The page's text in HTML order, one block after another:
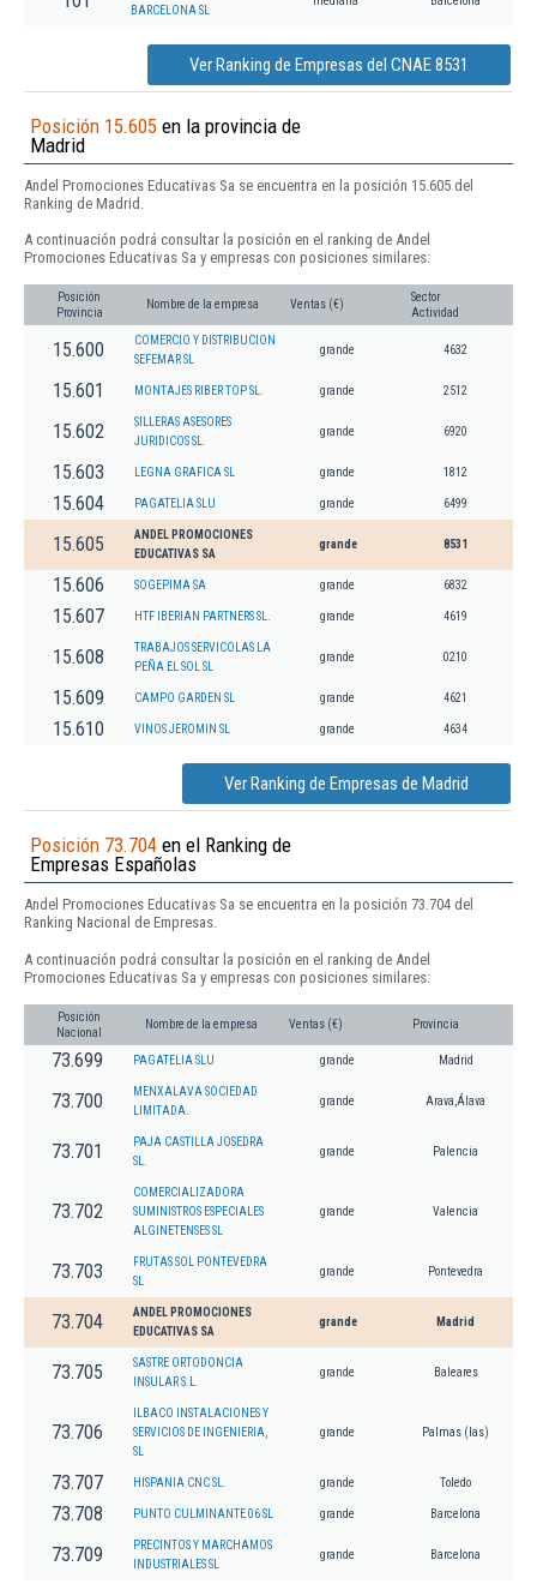
BARCELONA SL
Ver Ranking de Empresas del CNAE 8531
Posición 15.605 en la provincia de
Madrid
Andel Promociones Educativas Sa se encuentra en la posición 15.605 del
Ranking de Madrid.
A continuación podrá consultar la posición en el ranking de Andel
Promociones Educativas Sa y empresas con posiciones similares:
Posición
Provincia
Nombre de la empresa Ventas (€)
Sector
Actividad
15.600
COMERCIO Y DISTRIBUCION
SEFEMAR SL
grande 4632
15.601 MONTAJES RIBER TOP SL. grande 2512
15.602
SILLERAS ASESORES
JURIDICOS SL.
grande 6920
15.603 LEGNA GRAFICA SL grande 1812
15.604 PAGATELIA SLU grande 6499
15.605
ANDEL PROMOCIONES
EDUCATIVAS SA
grande 8531
15.606 SOGEPIMA SA grande 6832
15.607 HTF IBERIAN PARTNERS SL. grande 4619
15.608
TRABAJOS SERVICOLAS LA
PEÑA EL SOL SL
grande 0210
15.609 CAMPO GARDEN SL grande 4621
15.610 VINOS JEROMIN SL grande 4634
Ver Ranking de Empresas de Madrid
Posición 73.704 en el Ranking de
Empresas Españolas
Andel Promociones Educativas Sa se encuentra en la posición 73.704 del
Ranking Nacional de Empresas.
A continuación podrá consultar la posición en el ranking de Andel
Promociones Educativas Sa y empresas con posiciones similares:
Posición
Nacional
Nombre de la empresa Ventas (€) Provincia
73.699 PAGATELIA SLU grande Madrid
73.700
MENXALAVA SOCIEDAD
LIMITADA.
grande Arava,Álava
73.701
PAJA CASTILLA JOSEDRA
SL.
grande Palencia
73.702
COMERCIALIZADORA
SUMINISTROS ESPECIALES
ALGINETENSES SL
grande Valencia
73.703
FRUTAS SOL PONTEVEDRA
SL
grande Pontevedra
73.704
ANDEL PROMOCIONES
EDUCATIVAS SA
grande Madrid
73.705
SASTRE ORTODONCIA
INSULAR S.L.
grande Baleares
73.706
ILBACO INSTALACIONES Y
SERVICIOS DE INGENIERIA,
SL
grande Palmas (las)
73.707 HISPANIA CNC SL. grande Toledo
73.708 PUNTO CULMINANTE 06 SL grande Barcelona
73.709
PRECINTOS Y MARCHAMOS
INDUSTRIALES SL
grande Barcelona